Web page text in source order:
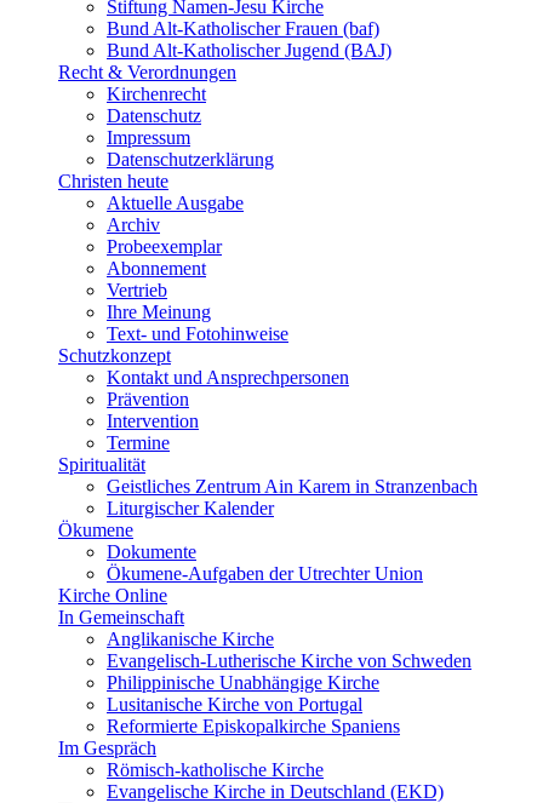
Stiftung Namen-Jesu Kirche
Bund Alt-Katholischer Frauen (baf)
Bund Alt-Katholischer Jugend (BAJ)
Recht & Verordnungen
Kirchenrecht
Datenschutz
Impressum
Datenschutzerklärung
Christen heute
Aktuelle Ausgabe
Archiv
Probeexemplar
Abonnement
Vertrieb
Ihre Meinung
Text- und Fotohinweise
Schutzkonzept
Kontakt und Ansprechpersonen
Prävention
Intervention
Termine
Spiritualität
Geistliches Zentrum Ain Karem in Stranzenbach
Liturgischer Kalender
Ökumene
Dokumente
Ökumene-Aufgaben der Utrechter Union
Kirche Online
In Gemeinschaft
Anglikanische Kirche
Evangelisch-Lutherische Kirche von Schweden
Philippinische Unabhängige Kirche
Lusitanische Kirche von Portugal
Reformierte Episkopalkirche Spaniens
Im Gespräch
Römisch-katholische Kirche
Evangelische Kirche in Deutschland (EKD)